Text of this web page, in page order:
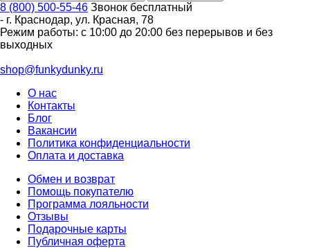
8 (800) 500-55-46 Звонок бесплатный
- г. Краснодар, ул. Красная, 78
Режим работы: с 10:00 до 20:00 без перерывов и без
выходных
shop@funkydunky.ru
О нас
Контакты
Блог
Вакансии
Политика конфиденциальности
Оплата и доставка
Обмен и возврат
Помощь покупателю
Программа лояльности
Отзывы
Подарочные карты
Публичная оферта